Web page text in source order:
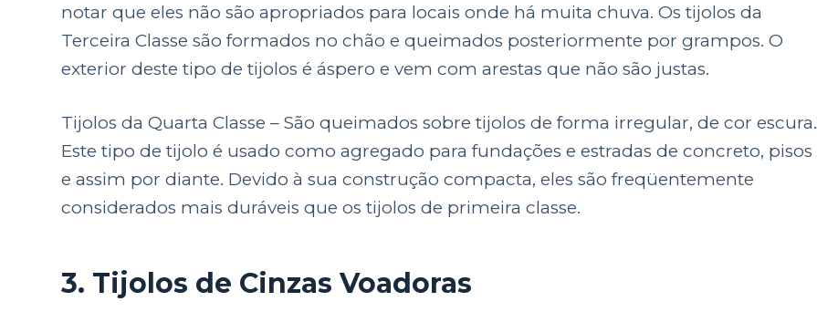
notar que eles não são apropriados para locais onde há muita chuva. Os tijolos da
Terceira Classe são formados no chão e queimados posteriormente por grampos. O
exterior deste tipo de tijolos é áspero e vem com arestas que não são justas.
Tijolos da Quarta Classe – São queimados sobre tijolos de forma irregular, de cor escura.
Este tipo de tijolo é usado como agregado para fundações e estradas de concreto, pisos
e assim por diante. Devido à sua construção compacta, eles são freqüentemente
considerados mais duráveis que os tijolos de primeira classe.
3. Tijolos de Cinzas Voadoras